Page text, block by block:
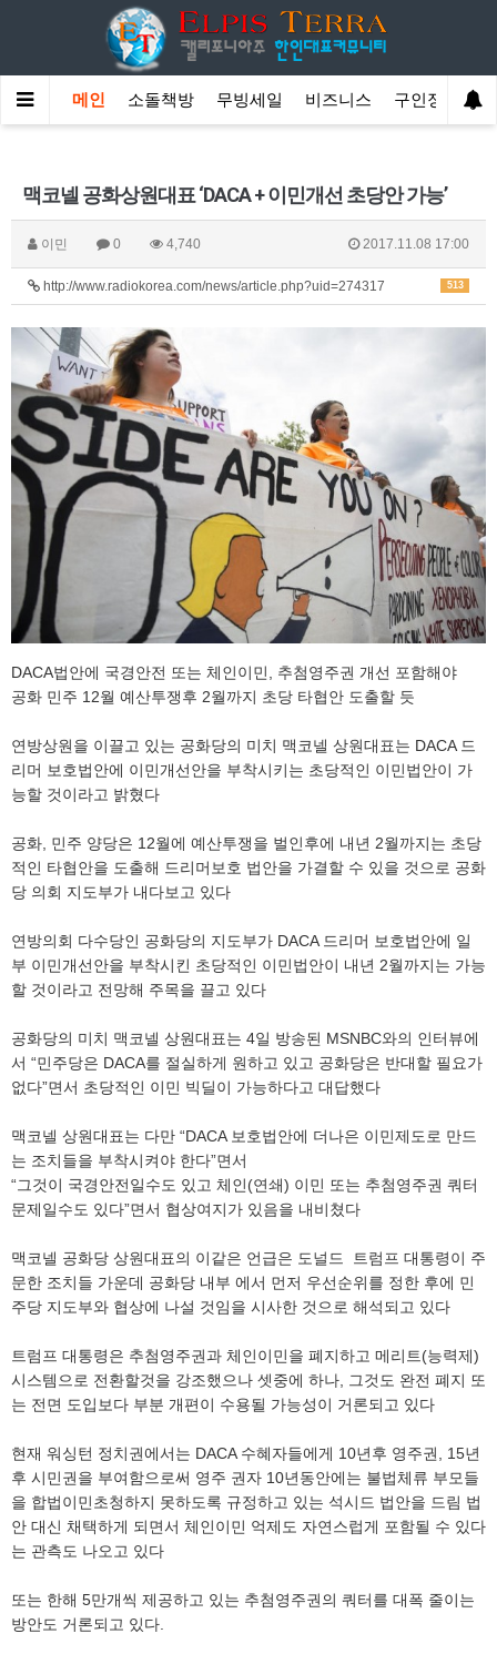
메인 소돌책방 무빙세일 비즈니스 구인정보
맥코넬 공화상원대표 ‘DACA + 이민개선 초당안 가능’
이민 0 4,740 2017.11.08 17:00
513
http://www.radiokorea.com/news/article.php?uid=274317
DACA법안에 국경안전 또는 체인이민, 추첨영주권 개선 포함해야
공화 민주 12월 예산투쟁후 2월까지 초당 타협안 도출할 듯
연방상원을 이끌고 있는 공화당의 미치 맥코넬 상원대표는 DACA 드
리머 보호법안에 이민개선안을 부착시키는 초당적인 이민법안이 가
능할 것이라고 밝혔다
공화, 민주 양당은 12월에 예산투쟁을 벌인후에 내년 2월까지는 초당
적인 타협안을 도출해 드리머보호 법안을 가결할 수 있을 것으로 공화
당 의회 지도부가 내다보고 있다
연방의회 다수당인 공화당의 지도부가 DACA 드리머 보호법안에 일
부 이민개선안을 부착시킨 초당적인 이민법안이 내년 2월까지는 가능
할 것이라고 전망해 주목을 끌고 있다
공화당의 미치 맥코넬 상원대표는 4일 방송된 MSNBC와의 인터뷰에
서 “민주당은 DACA를 절실하게 원하고 있고 공화당은 반대할 필요가
없다”면서 초당적인 이민 빅딜이 가능하다고 대답했다
맥코넬 상원대표는 다만 “DACA 보호법안에 더나은 이민제도로 만드
는 조치들을 부착시켜야 한다”면서
“그것이 국경안전일수도 있고 체인(연쇄) 이민 또는 추첨영주권 쿼터
문제일수도 있다”면서 협상여지가 있음을 내비쳤다
맥코넬 공화당 상원대표의 이같은 언급은 도널드 트럼프 대통령이 주
문한 조치들 가운데 공화당 내부 에서 먼저 우선순위를 정한 후에 민
주당 지도부와 협상에 나설 것임을 시사한 것으로 해석되고 있다
트럼프 대통령은 추첨영주권과 체인이민을 폐지하고 메리트(능력제)
시스템으로 전환할것을 강조했으나 셋중에 하나, 그것도 완전 폐지 또
는 전면 도입보다 부분 개편이 수용될 가능성이 거론되고 있다
현재 워싱턴 정치권에서는 DACA 수혜자들에게 10년후 영주권, 15년
후 시민권을 부여함으로써 영주 권자 10년동안에는 불법체류 부모들
을 합법이민초청하지 못하도록 규정하고 있는 석시드 법안을 드림 법
안 대신 채택하게 되면서 체인이민 억제도 자연스럽게 포함될 수 있다
는 관측도 나오고 있다
또는 한해 5만개씩 제공하고 있는 추첨영주권의 쿼터를 대폭 줄이는
방안도 거론되고 있다.